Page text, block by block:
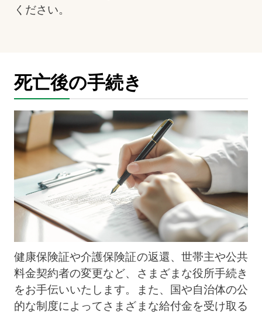
ください。
死亡後の手続き
健康保険証や介護保険証の返還、世帯主や公共
料金契約者の変更など、さまざまな役所手続き
をお手伝いいたします。また、国や自治体の公
的な制度によってさまざまな給付金を受け取る